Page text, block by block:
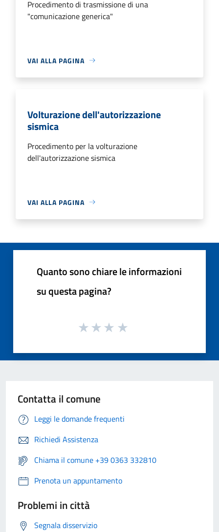
Procedimento di trasmissione di una
"comunicazione generica"
VAI ALLA PAGINA
Volturazione dell'autorizzazione
sismica
Procedimento per la volturazione
dell'autorizzazione sismica
VAI ALLA PAGINA
Quanto sono chiare le informazioni
su questa pagina?
Contatta il comune
Leggi le domande frequenti
Richiedi Assistenza
Chiama il comune +39 0363 332810
Prenota un appuntamento
Problemi in città
Segnala disservizio